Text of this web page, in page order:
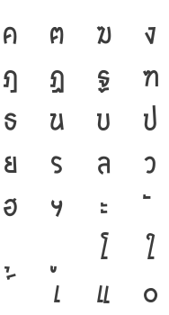
ค ฅ ฆ ง
ฎ ฏ ฐ ฑ
ธ น บ ป
ย ร ล ว
ฮ ฯ ะ
โ ใ
เ แ ๐